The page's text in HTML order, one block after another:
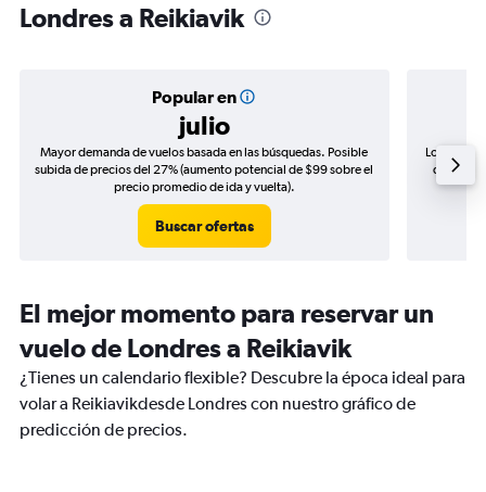
Londres a Reikiavik
Popular en
julio
Mayor demanda de vuelos basada en las búsquedas. Posible
subida de precios del 27% (aumento potencial de $99 sobre el
precio promedio de ida y vuelta).
Buscar ofertas
Los
de
El mejor momento para reservar un
vuelo de Londres a Reikiavik
¿Tienes un calendario flexible? Descubre la época ideal para
volar a Reikiavikdesde Londres con nuestro gráfico de
predicción de precios.